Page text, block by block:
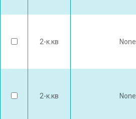
2-к.кв None
2-к.кв None